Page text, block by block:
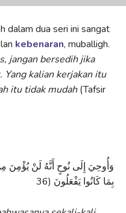
dalam dua seri ini sangat
kebenaran, muballigh.
jangan bersedih jika
kalian kerjakan itu
itu tidak mudah(Tafsir
وَأُوحِيَ إِلَى نُوحٍ أَنَّهُ لَنْ يُؤْمِنَ
بِمَا كَانُوا يَفْعَلُونَ (36